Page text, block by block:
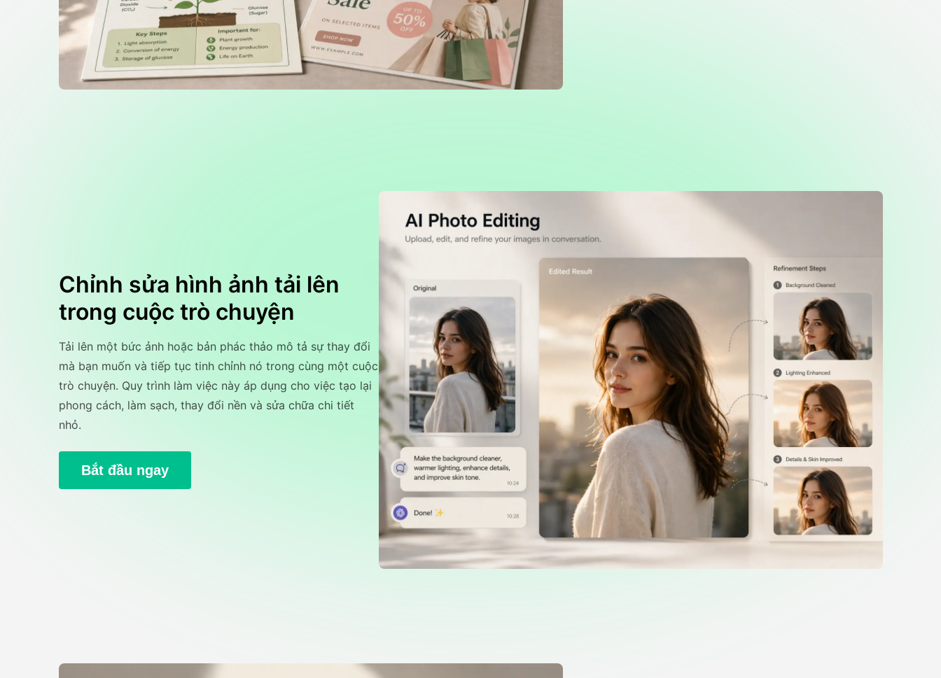
Chỉnh sửa hình ảnh tải lên
trong cuộc trò chuyện
Tải lên một bức ảnh hoặc bản phác thảo mô tả sự thay đổi
mà bạn muốn và tiếp tục tinh chỉnh nó trong cùng một cuộc
trò chuyện. Quy trình làm việc này áp dụng cho việc tạo lại
phong cách, làm sạch, thay đổi nền và sửa chữa chi tiết
nhỏ.
Bắt đầu ngay